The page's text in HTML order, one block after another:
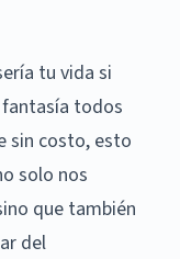
tu vida si
todos
sin costo, esto
solo nos
que también
del